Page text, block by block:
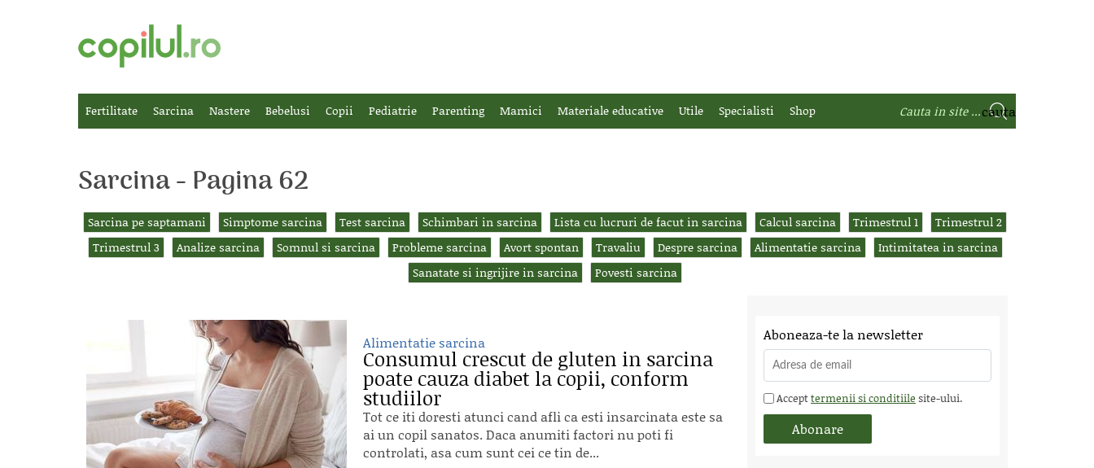
Fertilitate Sarcina Nastere Bebelusi Copii Pediatrie Parenting Mamici Materiale educative Utile Specialisti Shop
Sarcina - Pagina 62
Sarcina pe saptamani Simptome sarcina Test sarcina Schimbari in sarcina Lista cu lucruri de facut in sarcina Calcul sarcina Trimestrul 1
Trimestrul 2
Trimestrul 3
Analize sarcina Somnul si sarcina Probleme sarcina Avort spontan Travaliu Despre sarcina Alimentatie sarcina
Intimitatea in sarcina
Sanatate si ingrijire in sarcina
Povesti sarcina
Alimentatie sarcina
Consumul crescut de gluten in sarcina
poate cauza diabet la copii, conform
studiilor
Tot ce iti doresti atunci cand afli ca esti insarcinata este sa
ai un copil sanatos. Daca anumiti factori nu poti fi
controlati, asa cum sunt cei ce tin de...
Aboneaza-te la newsletter
Accepttermenii si conditiile site-ului.